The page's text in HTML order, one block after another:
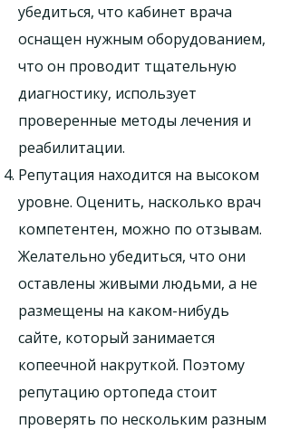
убедиться, что кабинет врача
оснащен нужным оборудованием,
что он проводит тщательную
диагностику, использует
проверенные методы лечения и
реабилитации.
Репутация находится на высоком
уровне. Оценить, насколько врач
компетентен, можно по отзывам.
Желательно убедиться, что они
оставлены живыми людьми, а не
размещены на каком-нибудь
сайте, который занимается
копеечной накруткой. Поэтому
репутацию ортопеда стоит
проверять по нескольким разным